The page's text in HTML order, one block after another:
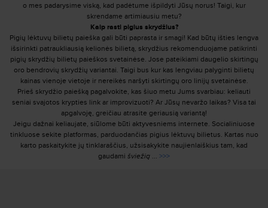
o mes padarysime viską, kad padėtume išpildyti Jūsų norus! Taigi, kur
skrendame artimiausiu metu?
Kaip rasti pigius skrydžius?
Pigių lėktuvų bilietų paieška gali būti paprasta ir smagi! Kad būtų išties lengva
išsirinkti patraukliausią kelionės bilietą, skrydžius rekomenduojame patikrinti
pigių skrydžių bilietų paieškos svetainėse. Jose pateikiami daugelio skirtingų
oro bendrovių skrydžių variantai. Taigi bus kur kas lengviau palyginti bilietų
kainas vienoje vietoje ir nereikės naršyti skirtingų oro linijų svetainėse.
Prieš skrydžio paiešką pagalvokite, kas šiuo metu Jums svarbiau: keliauti
seniai svajotos krypties link ar improvizuoti? Ar Jūsų nevaržo laikas? Visa tai
apgalvoję, greičiau atrasite geriausią variantą!
Jeigu dažnai keliaujate, siūlome būti aktyvesniems internete. Socialiniuose
tinkluose sekite platformas, parduodančias pigius lėktuvų bilietus. Kartas nuo
karto paskaitykite jų tinklaraščius, užsisakykite naujienlaiškius tam, kad
gaudami šviežią ... >>>